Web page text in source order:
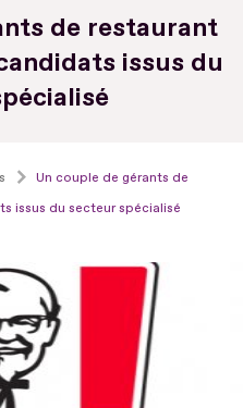
de restaurant
issus du
Un couple de gérants de
issus du secteur spécialisé